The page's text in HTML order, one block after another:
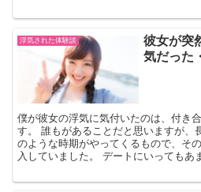
浮気された体験談
彼女が突
気だった
僕が彼女の浮気に気付いたのは、付き
す。 誰もがあることだと思いますが、
のような時期がやってくるもので、そ
入していました。 デートにいってもあ